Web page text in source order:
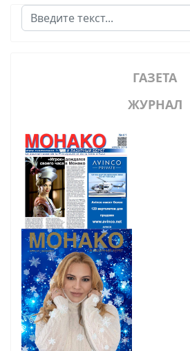
Поиск
ГАЗЕТА
ЖУРНАЛ